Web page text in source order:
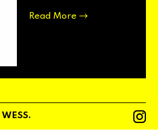
Read More →
WESS.